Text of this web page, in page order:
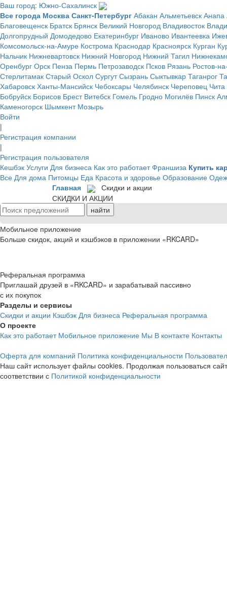
Ваш город: Южно-Сахалинск
Все города Москва Санкт-Петербург Абакан Альметьевск Анапа
Благовещенск Братск Брянск Великий Новгород Владивосток
Долгопрудный Домодедово Екатеринбург Иваново Ивантеевка
Комсомольск-на-Амуре Кострома Краснодар Красноярск Курган
Нальчик Нижневартовск Нижний Новгород Нижний Тагил
Оренбург Орск Пенза Пермь Петрозаводск Псков Рязань Ростов-
Стерлитамак Старый Оскол Сургут Сызрань Сыктывкар Таганрог
Хабаровск Ханты-Мансийск Чебоксары Челябинск Череповец Чита
Бобруйск Борисов Брест Витебск Гомель Гродно Могилёв Пинск
Каменогорск Шымкент Мозырь
Войти
|
Регистрация компании
|
Регистрация пользователя
Кешбэк Услуги Для бизнеса Как это работает Франшиза Купить
Все Для дома Питомцы Еда Красота и здоровье Образование
Главная
Скидки и акции
СКИДКИ И АКЦИИ
Мобильное приложение
Больше скидок, акций и кэшбэков в приложении «RKCARD»
Реферальная программа
Приглашай друзей в «RKCARD» и зарабатывай пассивно
с их покупок
Разделы и сервисы
Скидки и акции Кэшбэк Для бизнеса Реферальная программа
О проекте
Как это работает Мобильное приложение Мы В контакте Контакты
Оферта для компаний Политика конфиденциальности
Наш сайт использует файлы cookies. Продолжая пользоваться
соответствии с Политикой конфиденциальности